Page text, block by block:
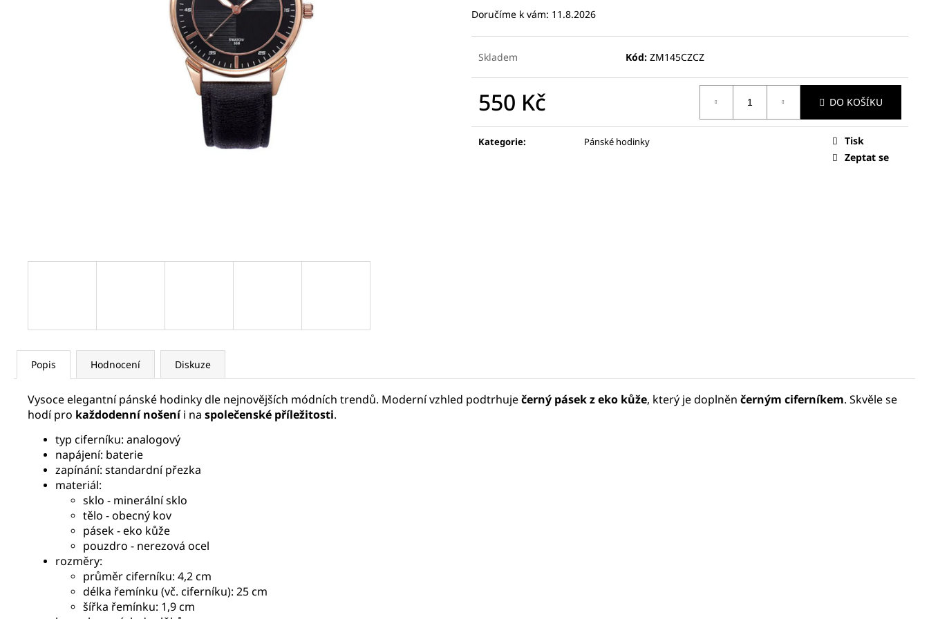
Doručíme k vám: 11.8.2026
Skladem Kód: ZM145CZCZ
550 Kč DO KOŠÍKU
Kategorie: Pánské hodinky
Tisk
Zeptat se
Popis Hodnocení Diskuze
Vysoce elegantní pánské hodinky dle nejnovějších módních trendů. Moderní vzhled podtrhuječerný pásek z eko kůže, který je doplněn černým ciferníkem. Skvěle se
hodí pro každodenní nošeníi na společenské příležitosti.
typ ciferníku: analogový
napájení: baterie
zapínání: standardní přezka
materiál:
sklo - minerální sklo
tělo - obecný kov
pásek - eko kůže
pouzdro - nerezová ocel
rozměry:
průměr ciferníku: 4,2 cm
délka řemínku (vč. ciferníku): 25 cm
šířka řemínku: 1,9 cm